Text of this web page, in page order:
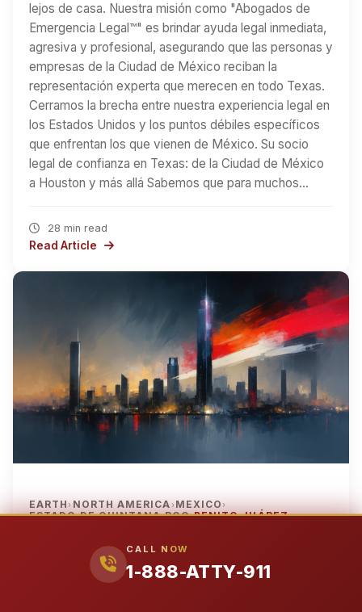
CALL NOW
1-888-ATTY-911
lejos de casa. Nuestra misión como "Abogados de
Emergencia Legal™" es brindar ayuda legal inmediata,
agresiva y profesional, asegurando que las personas y
empresas de la Ciudad de México reciban la
representación experta que merecen en todo Texas.
Cerramos la brecha entre nuestra experiencia legal en
los Estados Unidos y los puntos débiles específicos
que enfrentan los que vienen de México. Su socio
legal de confianza en Texas: de la Ciudad de México
a Houston y más allá Sabemos que para muchos…
28 min read
Read Article
EARTH› NORTH AMERICA›MEXICO›
ESTADO DE QUINTANA ROO›BENITO JUÁREZ
Attorney911 — Benito Juárez